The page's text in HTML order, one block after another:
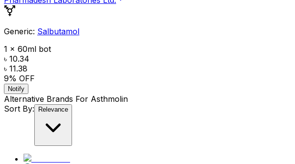
Generic: Salbutamol
1 x 60ml bot
৳ 10.34
৳ 11.38
9% OFF
Notify
Alternative Brands For Asthmolin
Sort By:
Relevance